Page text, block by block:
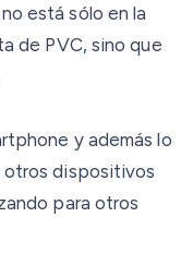
está sólo en la
de PVC, sino que
y además lo
otros dispositivos
para otros